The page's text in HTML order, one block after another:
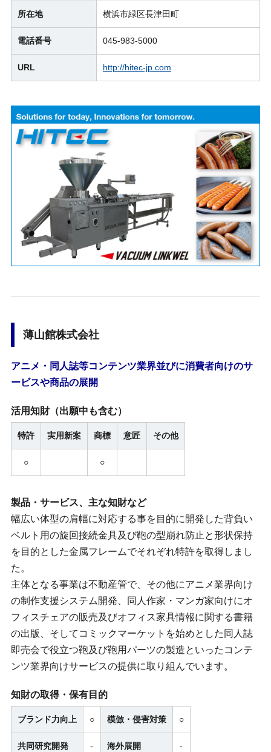
所在地 横浜市緑区長津田町
電話番号 045-983-5000
URL http://hitec-jp.com
薄山館株式会社
アニメ・同人誌等コンテンツ業界並びに消費者向けのサ
ービスや商品の展開
活用知財（出願中も含む）
特許 実用新案 商標 意匠 その他
○ ○
製品・サービス、主な知財など
幅広い体型の肩幅に対応する事を目的に開発した背負い
ベルト用の旋回接続金具及び鞄の型崩れ防止と形状保持
を目的とした金属フレームでそれぞれ特許を取得しまし
た。
主体となる事業は不動産管で、その他にアニメ業界向け
の制作支援システム開発、同人作家・マンガ家向けにオ
フィスチェアの販売及びオフィス家具情報に関する書籍
の出版、そしてコミックマーケットを始めとした同人誌
即売会で役立つ鞄及び鞄用パーツの製造といったコンテ
ンツ業界向けサービスの提供に取り組んでいます。
知財の取得・保有目的
ブランド力向上 ○ 模倣・侵害対策 ○
共同研究開発 - 海外展開 -